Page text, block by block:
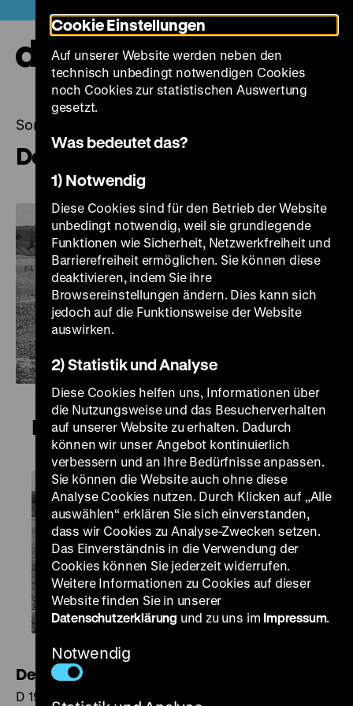
zum
Seiteninhalt
springen
Sonntag, 29. März 2020, 16.00 - 00.00 Uhr
Der Orlow
Der Orlow
Der Orlow
D 1927, R: Louise Kolm-Fleck, Jakob Fleck, P: Liddy
Cookie Einstellungen
Auf unserer Website werden neben den
technisch unbedingt notwendigen Cookies
noch Cookies zur statistischen Auswertung
gesetzt.
Was bedeutet das?
1) Notwendig
Diese Cookies sind für den Betrieb der Website
unbedingt notwendig, weil sie grundlegende
Funktionen wie Sicherheit, Netzwerkfreiheit und
Barrierefreiheit ermöglichen. Sie können diese
deaktivieren, indem Sie ihre
Browsereinstellungen ändern. Dies kann sich
jedoch auf die Funktionsweise der Website
auswirken.
2) Statistik und Analyse
Diese Cookies helfen uns, Informationen über
die Nutzungsweise und das Besucherverhalten
auf unserer Website zu erhalten. Dadurch
können wir unser Angebot kontinuierlich
verbessern und an Ihre Bedürfnisse anpassen.
Sie können die Website auch ohne diese
Analyse Cookies nutzen. Durch Klicken auf „Alle
auswählen“ erklären Sie sich einverstanden,
dass wir Cookies zu Analyse-Zwecken setzen.
Das Einverständnis in die Verwendung der
Cookies können Sie jederzeit widerrufen.
Weitere Informationen zu Cookies auf dieser
Website finden Sie in unserer
Datenschutzerklärung und zu uns im Impressum.
Notwendig